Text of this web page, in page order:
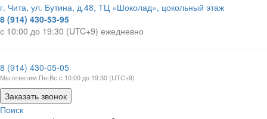
г. Чита, ул. Бутина, д.48, ТЦ «Шоколад», цокольный этаж
8 (914) 430-53-95
с 10:00 до 19:30 (UTC+9) ежедневно
8 (914) 430-05-05
Мы ответим Пн-Вс с 10:00 до 19:30 (UTC+9)
Заказать звонок
Поиск